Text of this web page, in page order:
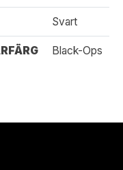
Svart
Black-Ops